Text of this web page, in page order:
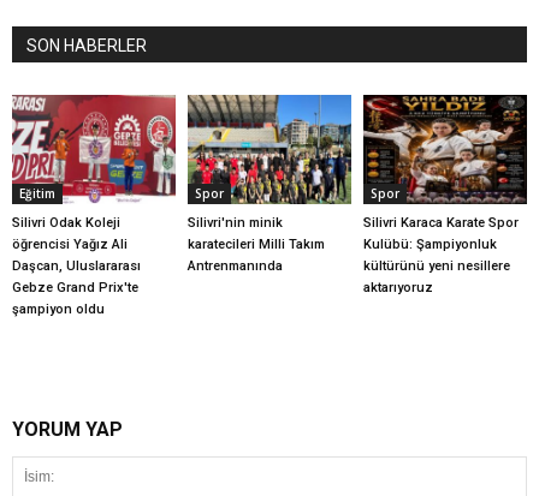
SON HABERLER
Eğitim
Silivri Odak Koleji
öğrencisi Yağız Ali
Daşcan, Uluslararası
Gebze Grand Prix'te
şampiyon oldu
Spor
Silivri'nin minik
karatecileri Milli Takım
Antrenmanında
Spor
Silivri Karaca Karate Spor
Kulübü: Şampiyonluk
kültürünü yeni nesillere
aktarıyoruz
YORUM YAP